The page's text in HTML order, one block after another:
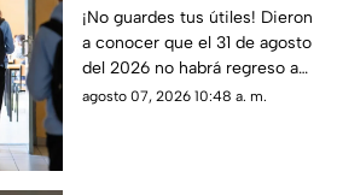
este 31 de agosto para
estas escuelas
¡No guardes tus útiles! Dieron
a conocer que el 31 de agosto
del 2026 no habrá regreso a
clases para varias escuelas;
agosto 07, 2026 10:48 a. m.